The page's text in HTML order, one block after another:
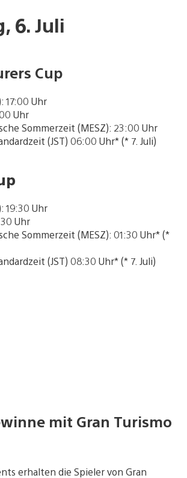
6. Juli
Cup
17:00 Uhr
Uhr
Sommerzeit (MESZ): 23:00 Uhr
(JST) 06:00 Uhr* (* 7. Juli)
19:30 Uhr
Uhr
Sommerzeit (MESZ): 01:30 Uhr* (*
(JST) 08:30 Uhr* (* 7. Juli)
mit Gran Turismo
erhalten die Spieler von Gran